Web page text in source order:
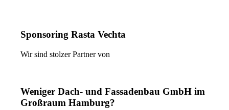
Sponsoring Rasta Vechta
Wir sind stolzer Partner von
Weniger Dach- und Fassadenbau GmbH im
Großraum Hamburg?